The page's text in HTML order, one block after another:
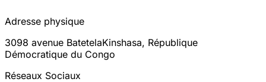
Adresse physique
3098 avenue BatetelaKinshasa, République
Démocratique du Congo
Réseaux Sociaux